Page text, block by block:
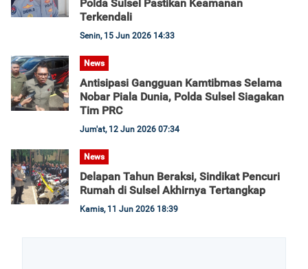
Polda Sulsel Pastikan Keamanan
Terkendali
Senin, 15 Jun 2026 14:33
News
Antisipasi Gangguan Kamtibmas Selama
Nobar Piala Dunia, Polda Sulsel Siagakan
Tim PRC
Jum'at, 12 Jun 2026 07:34
News
Delapan Tahun Beraksi, Sindikat Pencuri
Rumah di Sulsel Akhirnya Tertangkap
Kamis, 11 Jun 2026 18:39